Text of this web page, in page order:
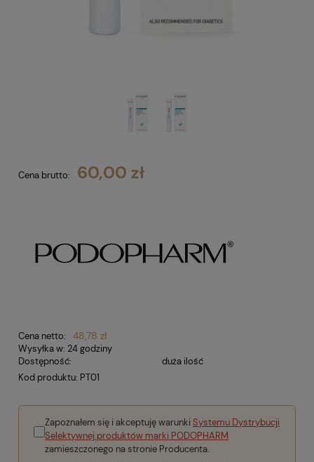
Cena brutto: 60,00 zł
Cena netto: 48,78 zł
Wysyłka w: 24 godziny
Dostępność:
duża ilość
Kod produktu: PT01
Zapoznałem się i akceptuję warunki Systemu Dystrybucji
Selektywnej produktów marki PODOPHARM
zamieszczonego na stronie Producenta.